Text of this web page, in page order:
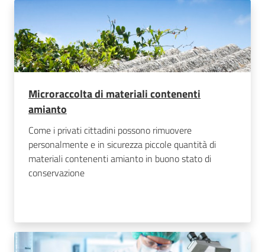
Microraccolta di materiali contenenti
amianto
Come i privati cittadini possono rimuovere
personalmente e in sicurezza piccole quantità di
materiali contenenti amianto in buono stato di
conservazione